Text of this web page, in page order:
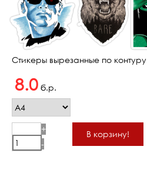
Стикеры вырезанные по контуру
8.0 б.р.
+
-
В корзину!